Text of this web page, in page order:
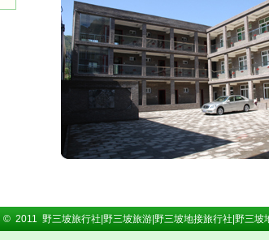
© 2011 野三坡旅行社|野三坡旅游|野三坡地接旅行社|野三